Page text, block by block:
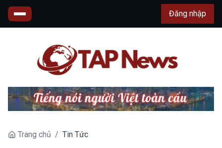
Đăng nhập
Trang chủ / Tin Tức